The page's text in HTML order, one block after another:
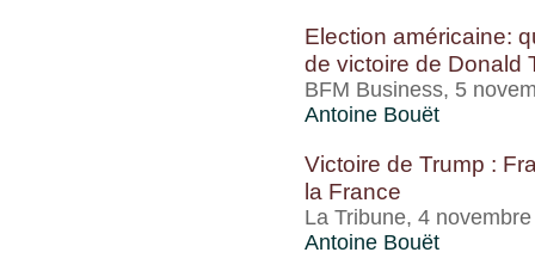
Election américaine:
de victoire de Donald
BFM Business, 5
Antoine Bouët
Victoire de Trump :
la France
La Tribune, 4
Antoine Bouët